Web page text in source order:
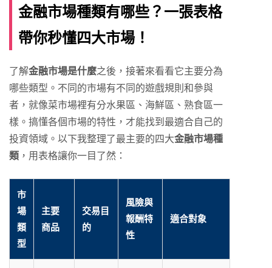
金融市場種類有哪些？一張表格
帶你秒懂四大市場！
了解金融市場是什麼之後，接著來看看它主要分為
哪些類型。不同的市場有不同的遊戲規則和參與
者，就像菜市場裡有分水果區、海鮮區、熟食區一
樣。搞懂各個市場的特性，才能找到最適合自己的
投資領域。以下我整理了最主要的四大金融市場種
類 ，用表格讓你一目了然：
市
場
類
型
主要
商品
交易目
的
風險與
報酬特
性
適合對象